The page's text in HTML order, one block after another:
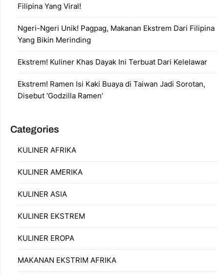
Filipina Yang Viral!
Ngeri-Ngeri Unik! Pagpag, Makanan Ekstrem Dari Filipina
Yang Bikin Merinding
Ekstrem! Kuliner Khas Dayak Ini Terbuat Dari Kelelawar
Ekstrem! Ramen Isi Kaki Buaya di Taiwan Jadi Sorotan,
Disebut ‘Godzilla Ramen’
Categories
KULINER AFRIKA
KULINER AMERIKA
KULINER ASIA
KULINER EKSTREM
KULINER EROPA
MAKANAN EKSTRIM AFRIKA